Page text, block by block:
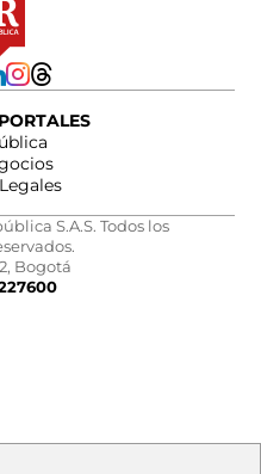
S.A.S. Todos los
Bogotá